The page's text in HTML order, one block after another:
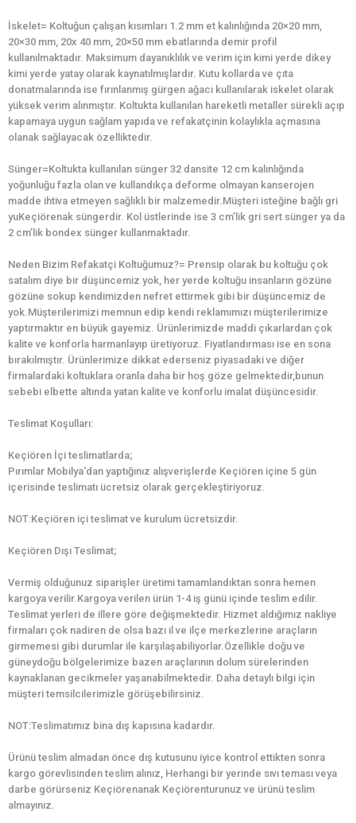
İskelet= Koltuğun çalışan kısımları 1.2 mm et kalınlığında 20×20 mm,
20×30 mm, 20x 40 mm, 20×50 mm ebatlarında demir profil
kullanılmaktadır. Maksimum dayanıklılık ve verim için kimi yerde dikey
kimi yerde yatay olarak kaynatılmışlardır. Kutu kollarda ve çıta
donatmalarında ise fırınlanmış gürgen ağacı kullanılarak iskelet olarak
yüksek verim alınmıştır. Koltukta kullanılan hareketli metaller sürekli açıp
kapamaya uygun sağlam yapıda ve refakatçinin kolaylıkla açmasına
olanak sağlayacak özelliktedir.
Sünger=Koltukta kullanılan sünger 32 dansite 12 cm kalınlığında
yoğunluğu fazla olan ve kullandıkça deforme olmayan kanserojen
madde ihtiva etmeyen sağlıklı bir malzemedir.Müşteri isteğine bağlı gri
yuKeçiörenak süngerdir. Kol üstlerinde ise 3 cm’lik gri sert sünger ya da
2 cm’lik bondex sünger kullanmaktadır.
Neden Bizim Refakatçi Koltuğumuz?= Prensip olarak bu koltuğu çok
satalım diye bir düşüncemiz yok, her yerde koltuğu insanların gözüne
gözüne sokup kendimizden nefret ettirmek gibi bir düşüncemiz de
yok.Müşterilerimizi memnun edip kendi reklamımızı müşterilerimize
yaptırmaktır en büyük gayemiz. Ürünlerimizde maddi çıkarlardan çok
kalite ve konforla harmanlayıp üretiyoruz. Fiyatlandırması ise en sona
bırakılmıştır. Ürünlerimize dikkat ederseniz piyasadaki ve diğer
firmalardaki koltuklara oranla daha bir hoş göze gelmektedir,bunun
sebebi elbette altında yatan kalite ve konforlu imalat düşüncesidir.
Teslimat Koşulları:
Keçiören İçi teslimatlarda;
Pırımlar Mobilya‘dan yaptığınız alışverişlerde Keçiören içine 5 gün
içerisinde teslimatı ücretsiz olarak gerçekleştiriyoruz.
NOT:Keçiören içi teslimat ve kurulum ücretsizdir.
Keçiören Dışı Teslimat;
Vermiş olduğunuz siparişler üretimi tamamlandıktan sonra hemen
kargoya verilir.Kargoya verilen ürün 1-4 iş günü içinde teslim edilir.
Teslimat yerleri de illere göre değişmektedir. Hizmet aldığımız nakliye
firmaları çok nadiren de olsa bazı il ve ilçe merkezlerine araçların
girmemesi gibi durumlar ile karşılaşabiliyorlar.Özellikle doğu ve
güneydoğu bölgelerimize bazen araçlarının dolum sürelerinden
kaynaklanan gecikmeler yaşanabilmektedir. Daha detaylı bilgi için
müşteri temsilcilerimizle görüşebilirsiniz.
NOT:Teslimatımız bina dış kapısına kadardır.
Ürünü teslim almadan önce dış kutusunu iyice kontrol ettikten sonra
kargo görevlisinden teslim alınız, Herhangi bir yerinde sıvı teması veya
darbe görürseniz Keçiörenanak Keçiörenturunuz ve ürünü teslim
almayınız.